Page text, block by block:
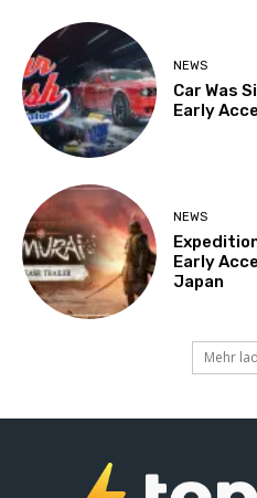
NEWS
Car Was
Early
NEWS
Early
Japan
Mehr